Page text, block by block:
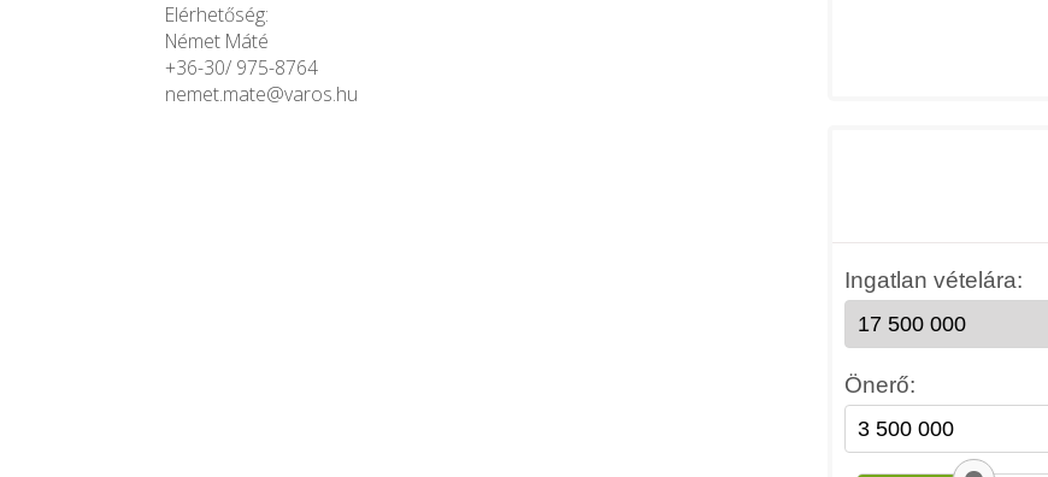
Elérhetőség:
Német Máté
+36-30/ 975-8764
nemet.mate@varos.hu